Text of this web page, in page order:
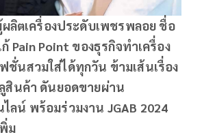
ผลิตเครื่องประดับเพชรพลอย ชื่อ
Pain Point ของธุรกิจทำเครื่อง
ชั่นสวมใส่ได้ทุกวัน ข้ามเส้นเรื่อง
สินค้า ดันยอดขายผ่าน
น์ พร้อมร่วมงาน JGAB 2024
ม